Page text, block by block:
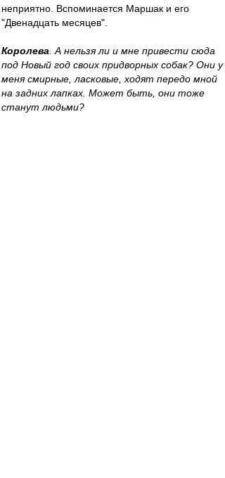
неприятно. Вспоминается Маршак и его
"Двенадцать месяцев".
Королева . А нельзя ли и мне привести сюда
под Новый год своих придворных собак? Они у
меня смирные, ласковые, ходят передо мной
на задних лапках. Может быть, они тоже
станут людьми?